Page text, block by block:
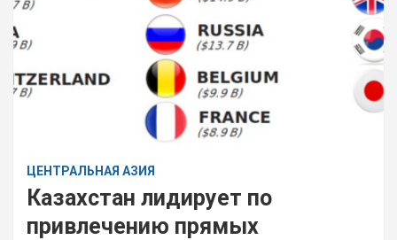
ЦЕНТРАЛЬНАЯ АЗИЯ
Казахстан лидирует по
привлечению прямых